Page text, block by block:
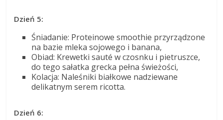
Dzień 5:
Śniadanie: Proteinowe smoothie przyrządzone
na bazie mleka sojowego i banana,
Obiad: Krewetki sauté w czosnku i pietruszce,
do tego sałatka grecka pełna świeżości,
Kolacja: Naleśniki białkowe nadziewane
delikatnym serem ricotta.
Dzień 6: